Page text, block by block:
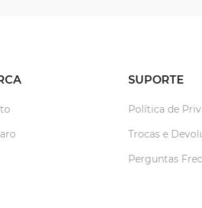
SUPORTE
Política de
Trocas e
Perguntas